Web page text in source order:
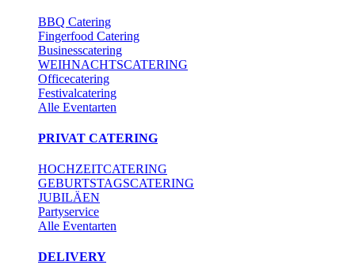
BBQ Catering
Fingerfood Catering
Businesscatering
WEIHNACHTSCATERING
Officecatering
Festivalcatering
Alle Eventarten
PRIVAT CATERING
HOCHZEITCATERING
GEBURTSTAGSCATERING
JUBILÄEN
Partyservice
Alle Eventarten
DELIVERY